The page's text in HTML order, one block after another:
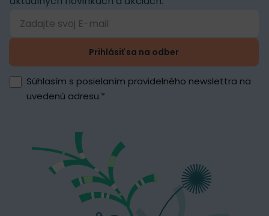
Prihlásiť sa na odber
Súhlasím s posielaním pravidelného newslettra na
uvedenú adresu.*